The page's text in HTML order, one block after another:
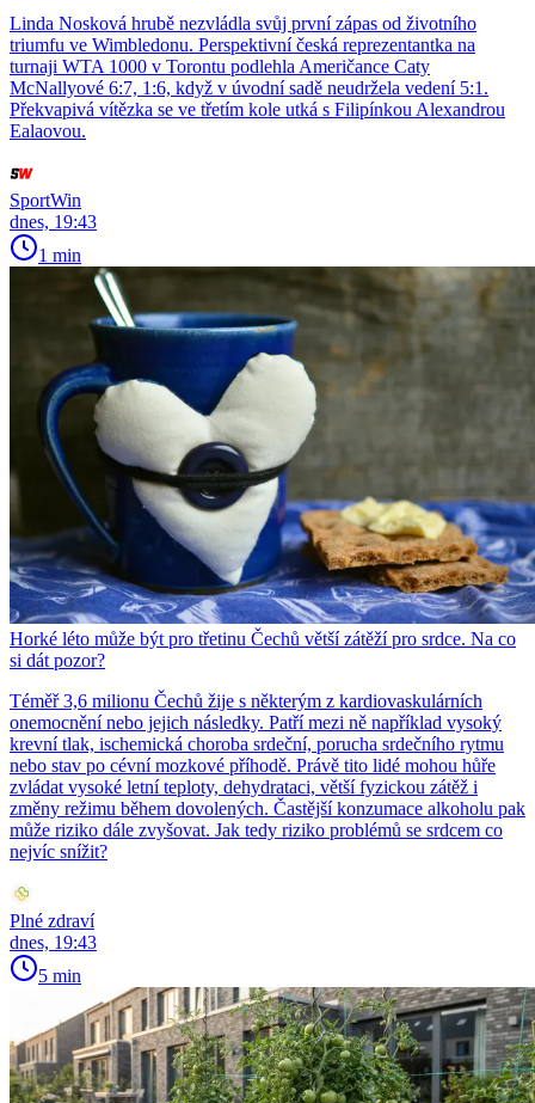
Linda Nosková hrubě nezvládla svůj první zápas od životního
triumfu ve Wimbledonu. Perspektivní česká reprezentantka na
turnaji WTA 1000 v Torontu podlehla Američance Caty
McNallyové 6:7, 1:6, když v úvodní sadě neudržela vedení 5:1.
Překvapivá vítězka se ve třetím kole utká s Filipínkou Alexandrou
Ealaovou.
SportWin
dnes, 19:43
1 min
Horké léto může být pro třetinu Čechů větší zátěží pro srdce. Na co
si dát pozor?
Téměř 3,6 milionu Čechů žije s některým z kardiovaskulárních
onemocnění nebo jejich následky. Patří mezi ně například vysoký
krevní tlak, ischemická choroba srdeční, porucha srdečního rytmu
nebo stav po cévní mozkové příhodě. Právě tito lidé mohou hůře
zvládat vysoké letní teploty, dehydrataci, větší fyzickou zátěž i
změny režimu během dovolených. Častější konzumace alkoholu pak
může riziko dále zvyšovat. Jak tedy riziko problémů se srdcem co
nejvíc snížit?
Plné zdraví
dnes, 19:43
5 min